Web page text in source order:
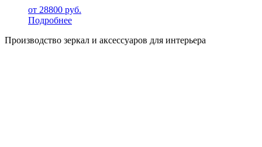
от 28800 руб.
Подробнее
Производство зеркал и аксессуаров для интерьера